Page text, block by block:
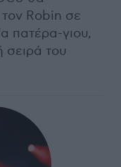
Robin σε
πατέρα-γιου,
σειρά του